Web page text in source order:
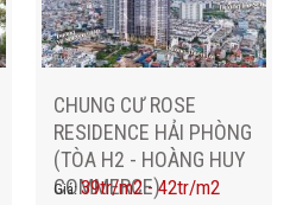
CHUNG CƯ ROSE
RESIDENCE HẢI PHÒNG
(TÒA H2 - HOÀNG HUY
COMMERCE)
Giá:39tr/m2 - 42tr/m2